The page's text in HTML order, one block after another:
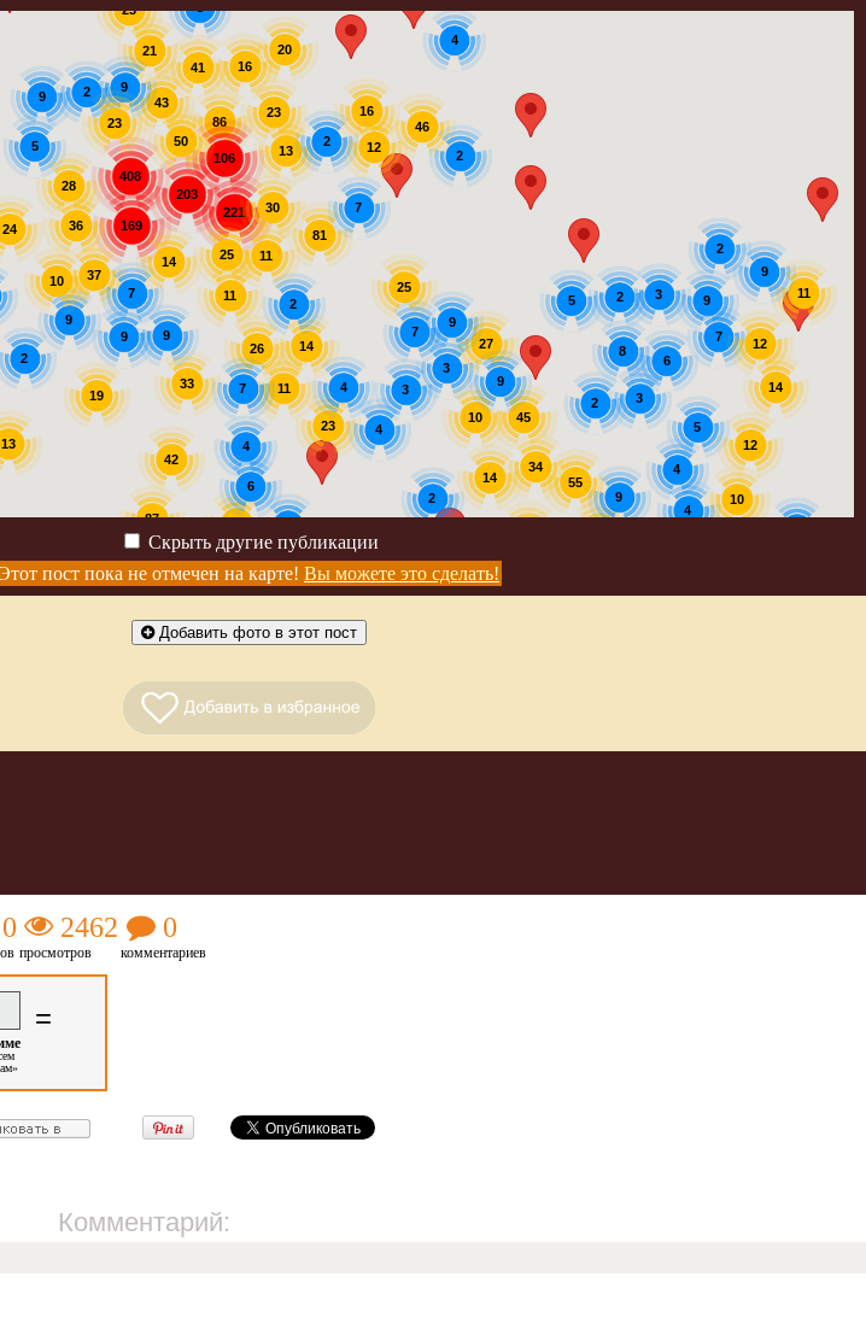
13
9
203
81
86
24
221
169
36
16
46
106
408
43
2
11
13
33
37
21 20
12
16
14
9
41
9
23
7
42
25
25
19
9
7
26
9
50
11
2
28
23
10
87
30
2
11
23
45
4
14
2
7
23
4
2
5
7
6
4
34
11
3
55
9
9
27 12
12
10
14
3
2
10
14
3
2
5
2
9
8
4
4 3
5
2
9
4
9
6
7
Скрыть другие публикации
пост пока не отмечен на карте! Вы можете это сделать!
Добавить фото в этот пост
0 2462
просмотров
0
комментариев
=
Комментарий: